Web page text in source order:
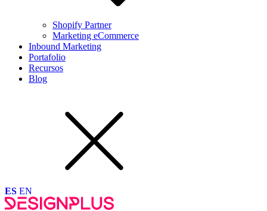
Shopify Partner
Marketing eCommerce
Inbound Marketing
Portafolio
Recursos
Blog
ES EN